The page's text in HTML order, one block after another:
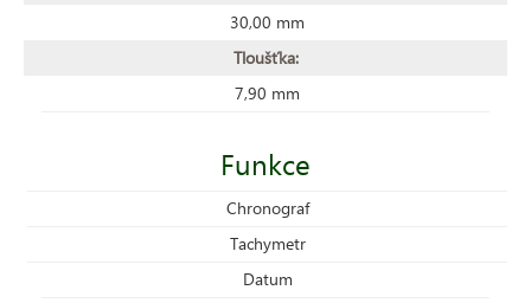
30,00 mm
Tloušťka:
7,90 mm
Funkce
Chronograf
Tachymetr
Datum